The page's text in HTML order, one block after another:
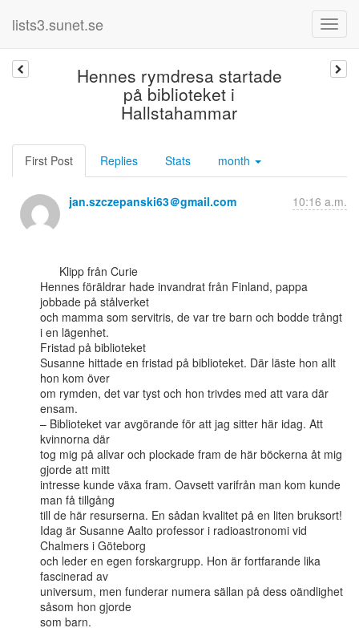
lists3.sunet.se
Hennes rymdresa startade
på biblioteket i
Hallstahammar
First Post Replies Stats month
jan.szczepanski63＠gmail.com 10:16 a.m.
Hennes föräldrar hade invandrat från Finland, pappa
jobbade på stålverket
och mamma som servitris, de var tre barn och bodde trångt
i en lägenhet.
Fristad på biblioteket
Susanne hittade en fristad på biblioteket. Där läste hon allt
hon kom över
om rymden, det var tyst och hon trivdes med att vara där
ensam.
– Biblioteket var avgörande för att jag sitter här idag. Att
kvinnorna där
tog mig på allvar och plockade fram de här böckerna åt mig
gjorde att mitt
intresse kunde växa fram. Oavsett varifrån man kom kunde
man få tillgång
till de här resurserna. En sådan kvalitet på en liten bruksort!
Idag är Susanne Aalto professor i radioastronomi vid
Chalmers i Göteborg
och leder en egen forskargrupp. Hon är fortfarande lika
fascinerad av
universum, men funderar numera sällan på dess oändlighet
såsom hon gjorde